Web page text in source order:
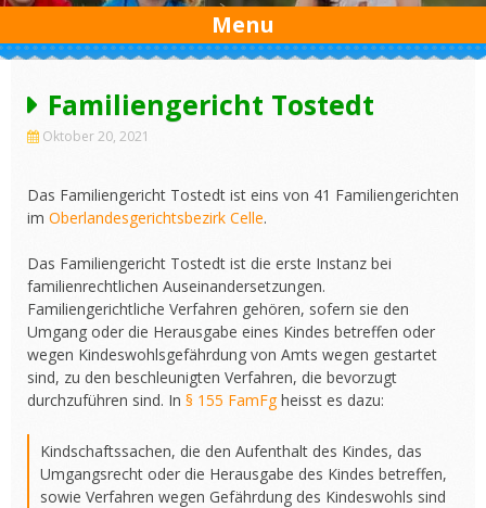
Menu
Familiengericht Tostedt
Oktober 20, 2021
Das Familiengericht Tostedt ist eins von 41 Familiengerichten
im Oberlandesgerichtsbezirk Celle.
Das Familiengericht Tostedt ist die erste Instanz bei
familienrechtlichen Auseinandersetzungen.
Familiengerichtliche Verfahren gehören, sofern sie den
Umgang oder die Herausgabe eines Kindes betreffen oder
wegen Kindeswohlsgefährdung von Amts wegen gestartet
sind, zu den beschleunigten Verfahren, die bevorzugt
durchzuführen sind. In § 155 FamFgheisst es dazu:
Kindschaftssachen, die den Aufenthalt des Kindes, das
Umgangsrecht oder die Herausgabe des Kindes betreffen,
sowie Verfahren wegen Gefährdung des Kindeswohls sind